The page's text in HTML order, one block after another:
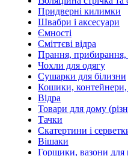
Придверні килимки
Швабри і аксесуари
Ємності
Сміттєві відра
Прання, прибирання,
Чохли для одягу
Сушарки для білизни
Кошики,
Відра
Товари для дому
Тачки
Скатертини і
Вішаки
Горщики, вазони для